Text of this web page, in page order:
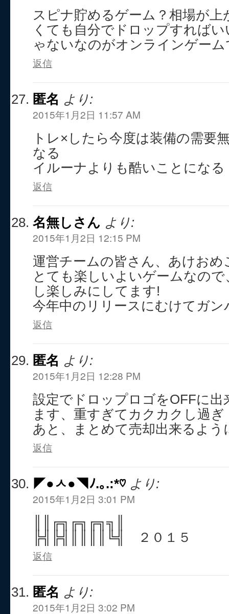
スピナ貯めるゲーム？相場が
くても自分でドロップすれば
ゃないなのがオンラインゲーム
返信
匿名 より:
2015年1月2日 11:57 AM
トレ×したら今度は装備の需要
なる
イルーナよりも酷いことになる
返信
名無しさん より:
2015年1月2日 12:15 PM
運営チームの皆さん、あけおめ
とても楽しいよいゲームなの
し楽しみにしてます!
今年中のリリースにむけてガ
返信
匿名 より:
2015年1月2日 12:28 PM
設定でドロップロゴをOFFに
ます、重すぎてカクカクし過ぎ
あと、まとめて売却出来るよう
返信
◤●ㅅ●◥ﾉ.｡.:*♡ より:
2015年1月2日 3:01 PM
║║╔╗╔╗╔╗╗║
╠╣╠╣║║║║╚╣ ２０１５
返信
匿名 より:
2015年1月2日 3:02 PM